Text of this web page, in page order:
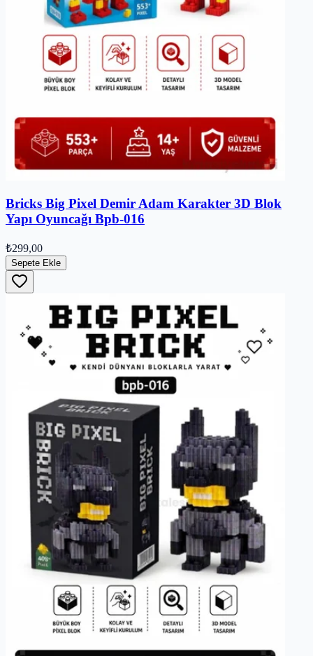
Bricks Big Pixel Demir Adam Karakter 3D Blok
Yapı Oyuncağı Bpb-016
₺299,00
Sepete Ekle